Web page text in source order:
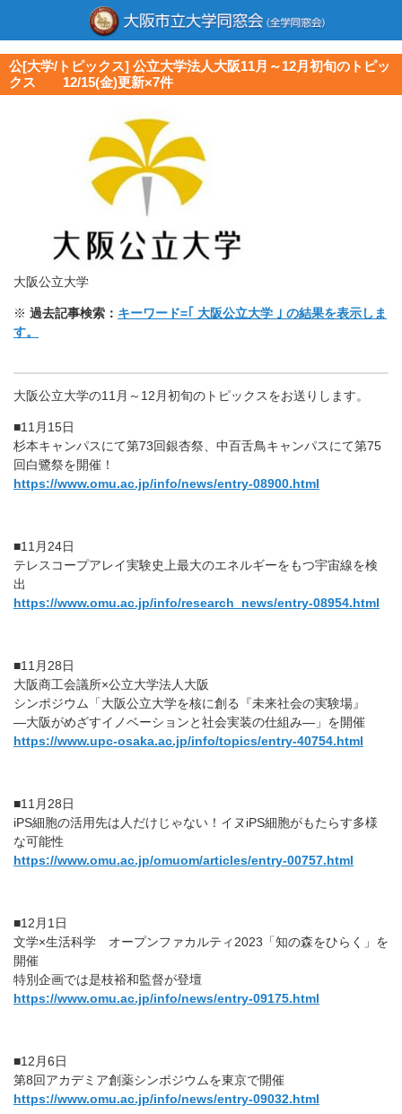
公[大学/トピックス] 公立大学法人大阪11月～12月初旬のトピッ
クス 12/15(金)更新×7件
大阪公立大学
※ 過去記事検索： キーワード=｢ 大阪公立大学 ｣ の結果を表示しま
す。
大阪公立大学の11月～12月初旬のトピックスをお送りします。
■11月15日
杉本キャンパスにて第73回銀杏祭、中百舌鳥キャンパスにて第75
回白鷺祭を開催！
https://www.omu.ac.jp/info/news/entry-08900.html
■11月24日
テレスコープアレイ実験史上最大のエネルギーをもつ宇宙線を検
出
https://www.omu.ac.jp/info/research_news/entry-08954.html
■11月28日
大阪商工会議所×公立大学法人大阪
シンポジウム「大阪公立大学を核に創る『未来社会の実験場』
―大阪がめざすイノベーションと社会実装の仕組み―」を開催
https://www.upc-osaka.ac.jp/info/topics/entry-40754.html
■11月28日
iPS細胞の活用先は人だけじゃない！イヌiPS細胞がもたらす多様
な可能性
https://www.omu.ac.jp/omuom/articles/entry-00757.html
■12月1日
文学×生活科学 オープンファカルティ2023「知の森をひらく」を
開催
特別企画では是枝裕和監督が登壇
https://www.omu.ac.jp/info/news/entry-09175.html
■12月6日
第8回アカデミア創薬シンポジウムを東京で開催
https://www.omu.ac.jp/info/news/entry-09032.html